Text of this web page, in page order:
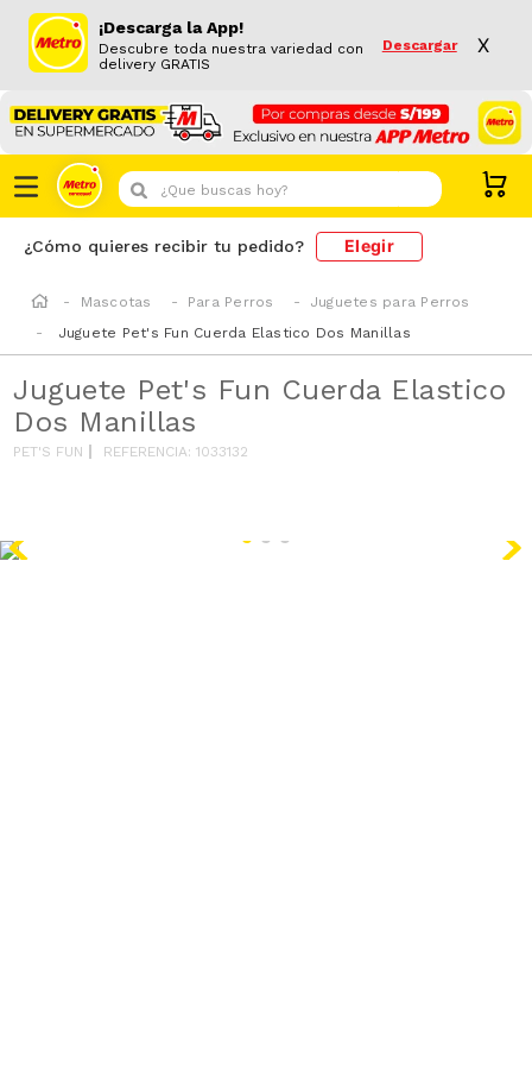
¡Descarga la App!
Descubre toda nuestra variedad con
delivery GRATIS
Descargar X
¿Que buscas hoy?
¿Cómo quieres recibir tu pedido? Elegir
Mascotas Para Perros
Juguetes para Perros
Juguete Pet's Fun Cuerda Elastico Dos Manillas
Juguete Pet's Fun Cuerda Elastico
Dos Manillas
PET'S FUN REFERENCIA:1033132